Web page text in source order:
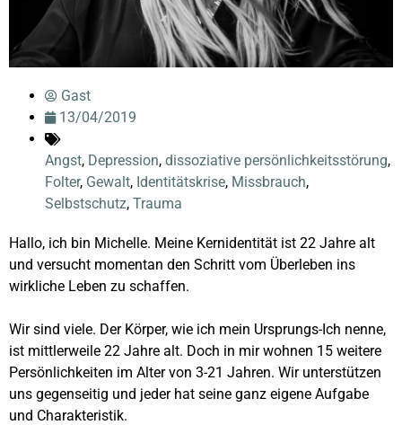
Gast
13/04/2019
Angst, Depression, dissoziative persönlichkeitsstörung,
Folter, Gewalt, Identitätskrise, Missbrauch,
Selbstschutz, Trauma
Hallo, ich bin Michelle. Meine Kernidentität ist 22 Jahre alt
und versucht momentan den Schritt vom Überleben ins
wirkliche Leben zu schaffen.
Wir sind viele. Der Körper, wie ich mein Ursprungs-Ich nenne,
ist mittlerweile 22 Jahre alt. Doch in mir wohnen 15 weitere
Persönlichkeiten im Alter von 3-21 Jahren. Wir unterstützen
uns gegenseitig und jeder hat seine ganz eigene Aufgabe
und Charakteristik.